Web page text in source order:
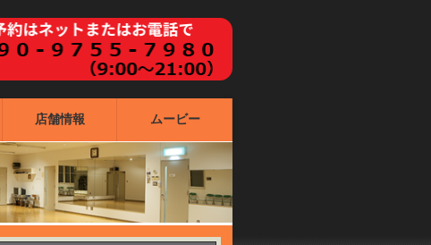
店舗情報 ムービー